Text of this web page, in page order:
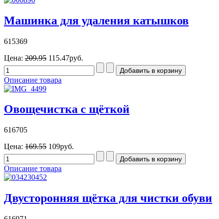
Машинка для удаления катышков
615369
Цена: 209.95 115.47руб.
Описание товара
Овощечистка с щёткой
616705
Цена: 169.55 109руб.
Описание товара
Двусторонняя щётка для чистки обуви